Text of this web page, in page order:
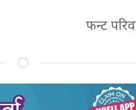
फन्ट